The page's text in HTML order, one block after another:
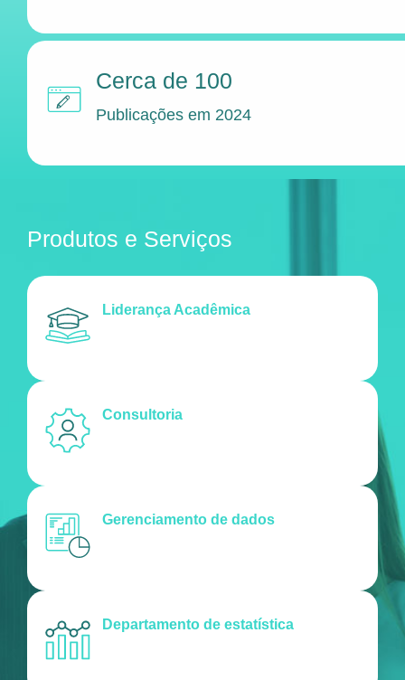
Cerca de 100
Publicações em 2024
Produtos e Serviços
Liderança Acadêmica
Consultoria
Gerenciamento de dados
Departamento de estatística